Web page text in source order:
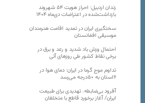
زندان اردبیل؛ احراز هویت ۵۴ شهروند
بازداشت‌شده در اعتراضات دی‌ماه ۱۴۰۴
سختگیری ایران در تمدید اقامت هنرمندان
موسیقی افغانستان
احتمال وزش باد شدید و رعد و برق در
برخی نقاط کشور طی روزهای آتی
تداوم موج گرما در ایران؛ دمای هوا در
۶استان به ۵۰درجه می‌رسد
آفرود بی‌ضابطه، تهدیدی برای طبیعت
ایران/ آغاز برخورد قاطع با متخلفان